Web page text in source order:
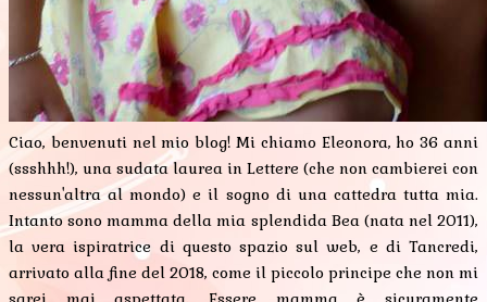
Ciao, benvenuti nel mio blog! Mi chiamo Eleonora, ho 36 anni
(ssshhh!), una sudata laurea in Lettere (che non cambierei con
nessun'altra al mondo) e il sogno di una cattedra tutta mia.
Intanto sono mamma della mia splendida Bea (nata nel 2011),
la vera ispiratrice di questo spazio sul web, e di Tancredi,
arrivato alla fine del 2018, come il piccolo principe che non mi